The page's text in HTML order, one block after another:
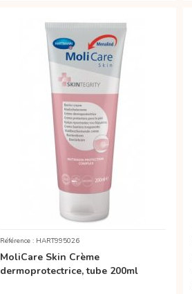
Référence : HART995026
MoliCare Skin Crème
dermoprotectrice, tube 200ml